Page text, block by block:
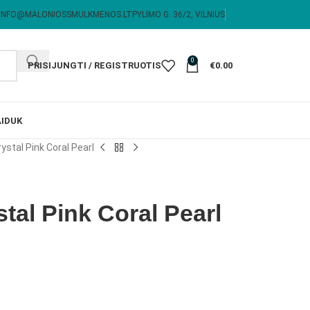
INFO@MALONIOSSMULKMENOS.LT PYLIMO G. 36/2, VILNIUS
PRISIJUNGTI / REGISTRUOTIS
0
€0.00
DUK
Pink Coral Pearl
Pink Coral Pearl